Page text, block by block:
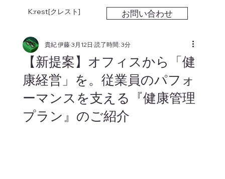
K:rest[クレスト] お問い合わせ
【新提案】オフィスから「健
康経営」を。従業員のパフォ
ーマンスを支える『健康管理
プラン』のご紹介
貴紀 伊藤 3月12日 読了時間: 3分